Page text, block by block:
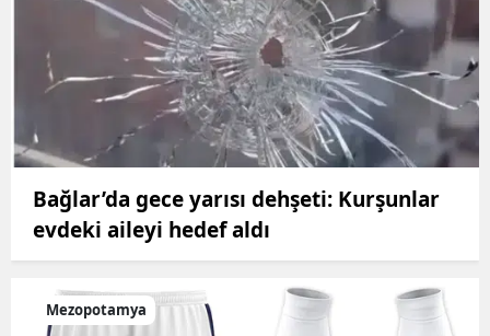
Bağlar’da gece yarısı dehşeti: Kurşunlar
evdeki aileyi hedef aldı
Mezopotamya